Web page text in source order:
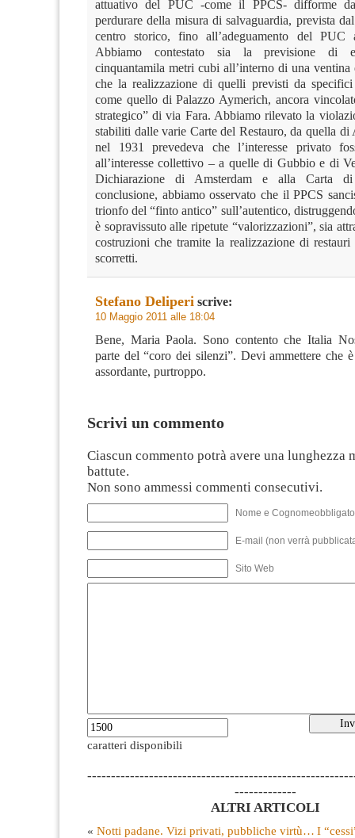
attuativo del PUC -come il PPCS- difforme
perdurare della misura di salvaguardia, prevista
centro storico, fino all’adeguamento del PUC
Abbiamo contestato sia la previsione di
cinquantamila metri cubi all’interno di una
che la realizzazione di quelli previsti da
come quello di Palazzo Aymerich, ancora
strategico” di via Fara. Abbiamo rilevato la
stabiliti dalle varie Carte del Restauro, da quella di
nel 1931 prevedeva che l’interesse privato
all’interesse collettivo – a quelle di Gubbio e di
Dichiarazione di Amsterdam e alla Carta
conclusione, abbiamo osservato che il PPCS
trionfo del “finto antico” sull’autentico,
è sopravissuto alle ripetute “valorizzazioni”, sia
costruzioni che tramite la realizzazione di restauri
scorretti.
Stefano Deliperi scrive:
10 Maggio 2011 alle 18:04
Bene, Maria Paola. Sono contento che Italia
parte del “coro dei silenzi”. Devi ammettere che
assordante, purtroppo.
Scrivi un commento
Ciascun commento potrà avere una lunghezza
battute.
Non sono ammessi commenti consecutivi.
Nome e
E-mail (non verrà
Sito Web
caratteri disponibili
-------------
ALTRI ARTICOLI
« Notti padane. Vizi privati, pubbliche virtù… I